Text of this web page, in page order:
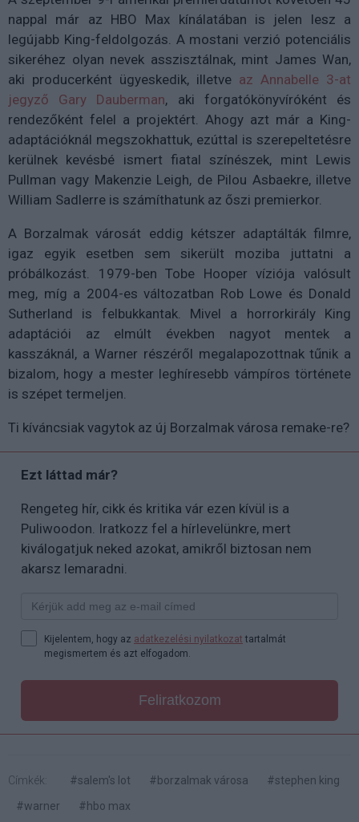
nappal már az HBO Max kínálatában is jelen lesz a
legújabb King-feldolgozás. A mostani verzió potenciális
sikeréhez olyan nevek asszisztálnak, mint James Wan,
aki producerként ügyeskedik, illetve az Annabelle 3-at
jegyző Gary Dauberman, aki forgatókönyvíróként és
rendezőként felel a projektért. Ahogy azt már a King-
adaptációknál megszokhattuk, ezúttal is szerepeltetésre
kerülnek kevésbé ismert fiatal színészek, mint Lewis
Pullman vagy Makenzie Leigh, de Pilou Asbaekre, illetve
William Sadlerre is számíthatunk az őszi premierkor.
A Borzalmak városát eddig kétszer adaptálták filmre,
igaz egyik esetben sem sikerült moziba juttatni a
próbálkozást. 1979-ben Tobe Hooper víziója valósult
meg, míg a 2004-es változatban Rob Lowe és Donald
Sutherland is felbukkantak. Mivel a horrorkirály King
adaptációi az elmúlt években nagyot mentek a
kasszáknál, a Warner részéről megalapozottnak tűnik a
bizalom, hogy a mester leghíresebb vámpíros története
is szépet termeljen.
Ti kíváncsiak vagytok az új Borzalmak városa remake-re?
Ezt láttad már?
Rengeteg hír, cikk és kritika vár ezen kívül is a
Puliwoodon. Iratkozz fel a hírlevelünkre, mert
kiválogatjuk neked azokat, amikről biztosan nem
akarsz lemaradni.
Kijelentem, hogy az adatkezelési nyilatkozat tartalmát
megismertem és azt elfogadom.
Feliratkozom
Címkék: #salem's lot #borzalmak városa
#stephen king
#warner
#hbo max